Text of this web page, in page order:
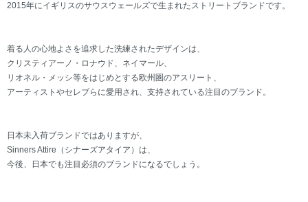
2015年にイギリスのサウスウェールズで生まれたストリートブランドです。
着る人の心地よさを追求した洗練されたデザインは、
クリスティアーノ・ロナウド、ネイマール、
リオネル・メッシ等をはじめとする欧州圏のアスリート、
アーティストやセレブらに愛用され、支持されている注目のブランド。
日本未入荷ブランドではありますが、
Sinners Attire（シナーズアタイア）は、
今後、日本でも注目必須のブランドになるでしょう。